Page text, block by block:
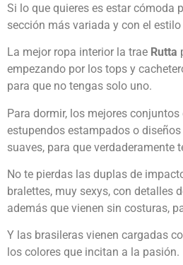
Si lo que quieres es estar cómoda
sección más variada y con el
La mejor ropa interior la trae Rutta
empezando por los tops y
para que no tengas solo uno.
Para dormir, los mejores
estupendos estampados o
suaves, para que verdaderamente
No te pierdas las duplas de
bralettes, muy sexys, con detalles
además que vienen sin costuras,
Y las brasileras vienen cargadas
los colores que incitan a la pasión.